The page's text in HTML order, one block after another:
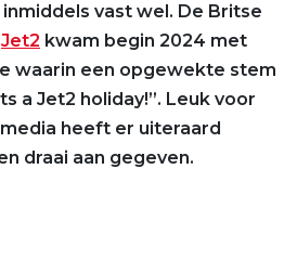
vast wel. De Britse
Jet2 kwam begin 2024 met
waarin een opgewekte stem
a Jet2 holiday!”. Leuk voor
heeft er uiteraard
draai aan gegeven.